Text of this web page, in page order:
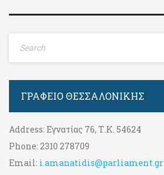
ΓΡΑΦΕΊΟ ΘΕΣΣΑΛΟΝΊΚΗΣ
Address: Εγνατίας 76, Τ.Κ. 54624
Phone: 2310 278709
Email: i.amanatidis@parliament.gr